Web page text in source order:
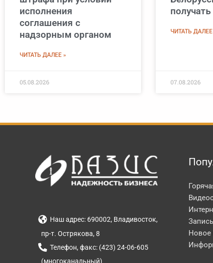
исполнения
соглашения с
надзорным органом
ЧИТАТЬ ДАЛЕЕ »
05.08.2026
ЧИТАТЬ ДАЛЕЕ
07.08.2026
Наш адрес: 690002, Владивосток,
пр-т. Острякова, 8
Телефон, факс: (423) 24-06-605
(многоканальный)
Новое